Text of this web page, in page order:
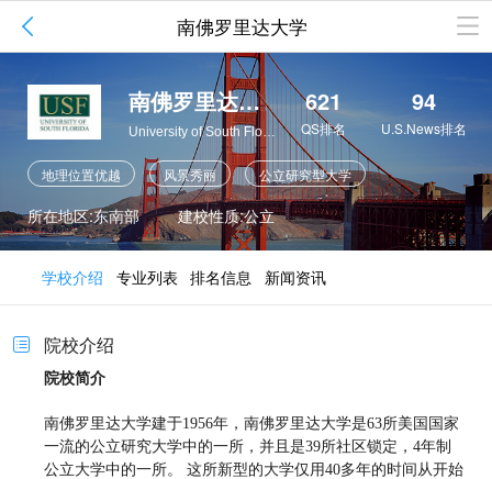
 南佛罗里达大学
南佛罗里达大学
University of South Florida
621
QS排名
94
U.S.News排名
地理位置优越 风景秀丽
公立研究型大学
全美一级大学
最大大学之一 良好的治学氛围
所在地区:东南部 建校性质:公立
学校介绍 专业列表 排名信息 新闻资讯
 院校介绍
院校简介
南佛罗里达大学建于1956年，南佛罗里达大学是63所美国国家
一流的公立研究大学中的一所，并且是39所社区锁定，4年制
公立大学中的一所。 这所新型的大学仅用40多年的时间从开始